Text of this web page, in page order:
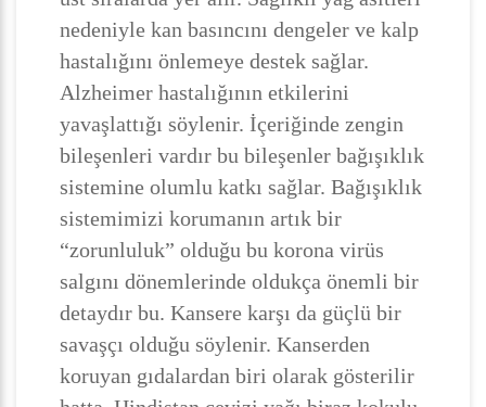
nedeniyle kan basıncını dengeler ve kalp
hastalığını önlemeye destek sağlar.
Alzheimer hastalığının etkilerini
yavaşlattığı söylenir. İçeriğinde zengin
bileşenleri vardır bu bileşenler bağışıklık
sistemine olumlu katkı sağlar. Bağışıklık
sistemimizi korumanın artık bir
“zorunluluk” olduğu bu korona virüs
salgını dönemlerinde oldukça önemli bir
detaydır bu. Kansere karşı da güçlü bir
savaşçı olduğu söylenir. Kanserden
koruyan gıdalardan biri olarak gösterilir